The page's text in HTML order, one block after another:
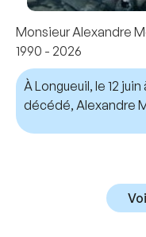
Monsieur Alexandre
1990 - 2026
À Longueuil, le 12
décédé, Alexandre